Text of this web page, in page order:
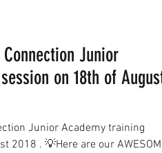
Junior
on 18th of
Junior Academy training
AWESOME